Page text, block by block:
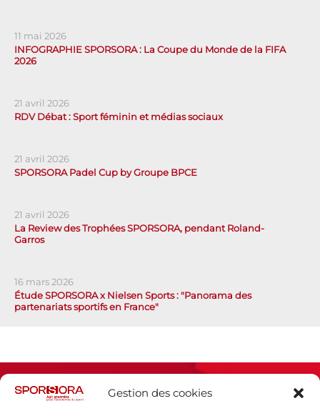
Gestion des cookies
11 mai 2026
INFOGRAPHIE SPORSORA : La Coupe du Monde de la FIFA
2026
21 avril 2026
RDV Débat : Sport féminin et médias sociaux
21 avril 2026
SPORSORA Padel Cup by Groupe BPCE
21 avril 2026
La Review des Trophées SPORSORA, pendant Roland-
Garros
16 mars 2026
Étude SPORSORA x Nielsen Sports : "Panorama des
partenariats sportifs en France"